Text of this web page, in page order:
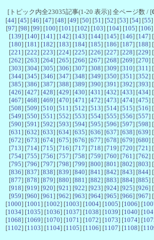
[トピック内全23035記事(1-20 表示)] 全ページ数 / [
[44] [45] [46] [47] [48] [49] [50] [51 ] [52] [53] [54] [55]
[97] [98] [99] [100] [101 ] [102] [103] [104] [105] [106]
[139] [140] [141 ] [142] [143] [144] [145] [146] [147] [
[180] [181 ] [182] [183] [184] [185] [186] [187] [188] [
[221 ] [222] [223] [224] [225] [226] [227] [228] [229] [
[262] [263] [264] [265] [266] [267] [268] [269] [270] [
[303] [304] [305] [306] [307] [308] [309] [310] [311 ] [
[344] [345] [346] [347] [348] [349] [350] [351 ] [352] [
[385] [386] [387] [388] [389] [390] [391 ] [392] [393] [
[426] [427] [428] [429] [430] [431 ] [432] [433] [434] [
[467] [468] [469] [470] [471 ] [472] [473] [474] [475] [
[508] [509] [510] [511 ] [512] [513] [514] [515] [516] [
[549] [550] [551 ] [552] [553] [554] [555] [556] [557] [
[590] [591 ] [592] [593] [594] [595] [596] [597] [598] [
[631 ] [632] [633] [634] [635] [636] [637] [638] [639] [
[672] [673] [674] [675] [676] [677] [678] [679] [680] [
[713] [714] [715] [716] [717] [718] [719] [720] [721 ] [
[754] [755] [756] [757] [758] [759] [760] [761 ] [762] [
[795] [796] [797] [798] [799] [800] [801 ] [802] [803] [
[836] [837] [838] [839] [840] [841 ] [842] [843] [844] [
[877] [878] [879] [880] [881 ] [882] [883] [884] [885] [
[918] [919] [920] [921 ] [922] [923] [924] [925] [926] [
[959] [960] [961 ] [962] [963] [964] [965] [966] [967] [
[1000] [1001 ] [1002] [1003] [1004] [1005] [1006] [
[1034] [1035] [1036] [1037] [1038] [1039] [1040] [
[1068] [1069] [1070] [1071 ] [1072] [1073] [1074] [
[1102] [1103] [1104] [1105] [1106] [1107] [1108] [